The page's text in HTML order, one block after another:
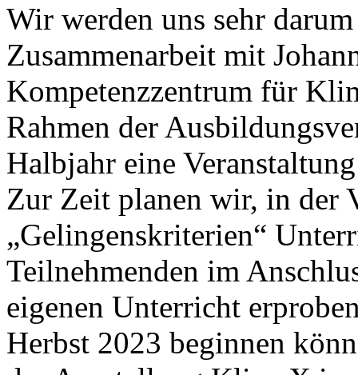
Wir werden uns sehr
Zusammenarbeit mit
Kompetenzzentrum für
Rahmen der
Halbjahr eine
Zur Zeit planen wir, in der
„Gelingenskriterien“
Teilnehmenden im
eigenen Unterricht
Herbst 2023 beginnen